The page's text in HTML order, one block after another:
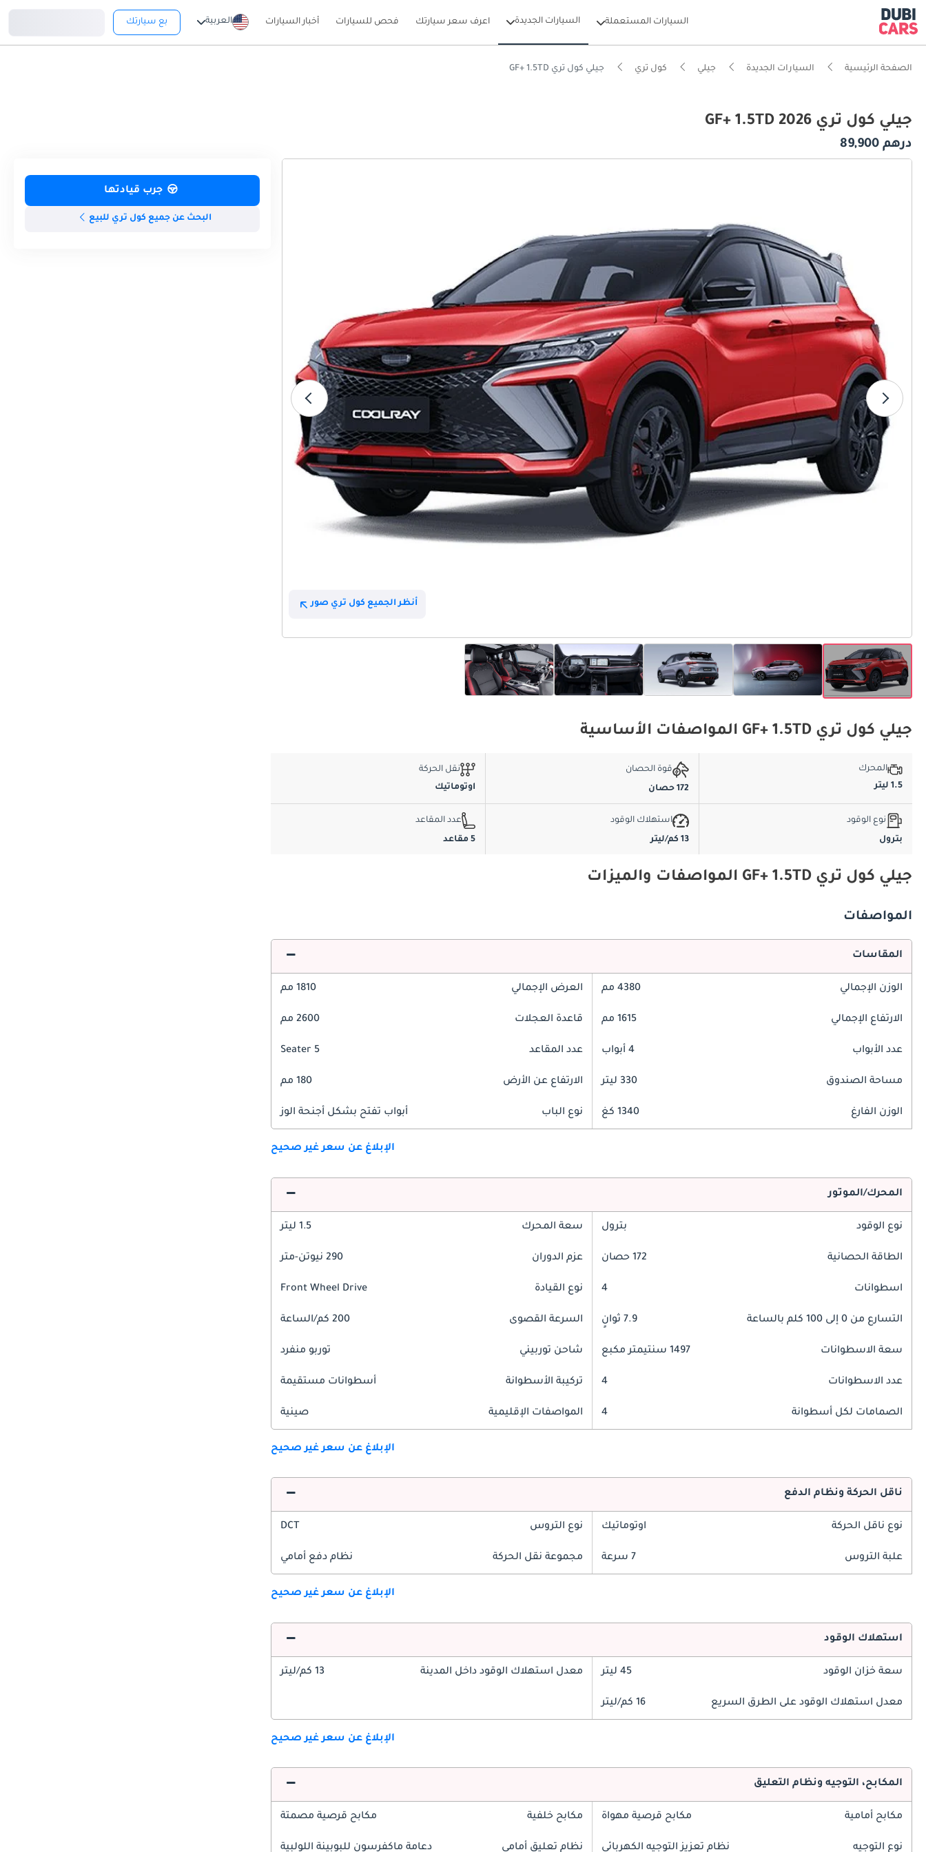
السيارات المستعملة السيارات الجديدة اعرف سعر سيارتك فحص للسيارات أخبار السيارات العربية بع سيارتك
الصفحة الرئيسية السيارات الجديدة جيلي كول تري جيلي كول تري GF+ 1.5TD
جيلي كول تري GF+ 1.5TD 2026
درهم 89,900
أنظر الجميع كول تري صور
جرب قيادتها
البحث عن جميع كول تري للبيع
جيلي كول تري GF+ 1.5TD المواصفات الأساسية
المحرك
1.5 ليتر
قوة الحصان
172 حصان
نقل الحركة
اوتوماتيك
نوع الوقود
بترول
استهلاك الوقود
13 كم/ليتر
عدد المقاعد
5 مقاعد
جيلي كول تري GF+ 1.5TD المواصفات والميزات
المواصفات
المقاسات
الوزن الإجمالي 4380 مم العرض الإجمالي 1810 مم
الارتفاع الإجمالي 1615 مم قاعدة العجلات 2600 مم
عدد الأبواب 4 أبواب عدد المقاعد 5 Seater
مساحة الصندوق 330 ليتر الارتفاع عن الأرض 180 مم
الوزن الفارغ 1340 كغ نوع الباب أبواب تفتح بشكل أجنحة الوز
الإبلاغ عن سعر غير صحيح
المحرك/الموتور
نوع الوقود بترول سعة المحرك 1.5 ليتر
الطاقة الحصانية 172 حصان عزم الدوران 290 نيوتن-متر
اسطوانات 4 نوع القيادة Front Wheel Drive
التسارع من 0 إلى 100 كلم بالساعة 7.9 ثوانٍ السرعة القصوى 200 كم/الساعة
سعة الاسطوانات 1497 سنتيمتر مكبع شاحن توربيني توربو منفرد
عدد الاسطوانات 4 تركيبة الأسطوانة أسطوانات مستقيمة
الصمامات لكل أسطوانة 4 المواصفات الإقليمية صينية
الإبلاغ عن سعر غير صحيح
ناقل الحركة ونظام الدفع
نوع ناقل الحركة اوتوماتيك نوع التروس DCT
علبة التروس 7 سرعة مجموعة نقل الحركة نظام دفع أمامي
الإبلاغ عن سعر غير صحيح
استهلاك الوقود
سعة خزان الوقود 45 ليتر معدل استهلاك الوقود داخل المدينة 13 كم/ليتر
معدل استهلاك الوقود على الطرق السريع 16 كم/ليتر
الإبلاغ عن سعر غير صحيح
المكابح، التوجيه ونظام التعليق
مكابح أمامية مكابح قرصية مهواة مكابح خلفية مكابح قرصية مصمتة
نوع التوجيه نظام تعزيز التوجيه الكهربائي نظام تعليق أمامي دعامة ماكفرسون للبوبينة اللولبية